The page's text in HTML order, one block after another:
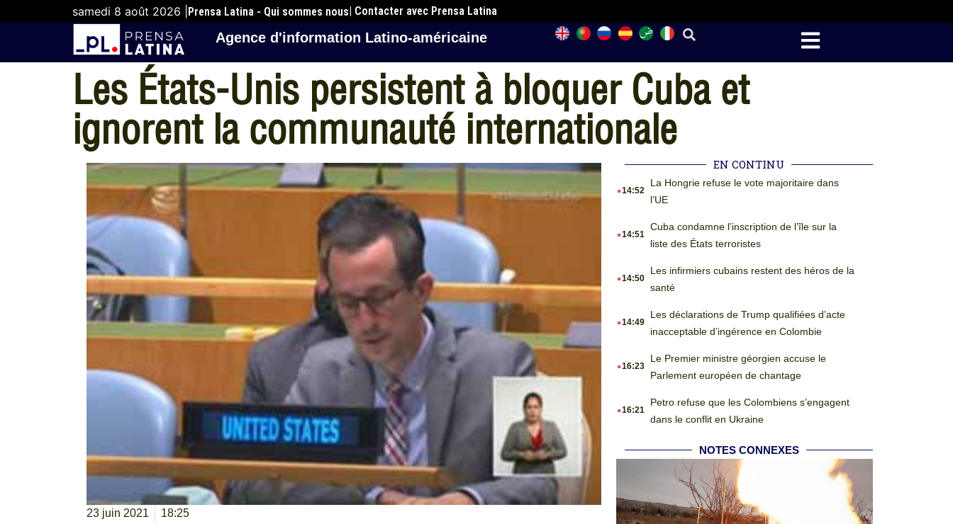
samedi 8 août 2026 | Prensa Latina - Qui sommes nous| Contacter avec Prensa Latina
Agence d'information Latino-américaine
Les États-Unis persistent à bloquer Cuba et
ignorent la communauté internationale
23 juin 2021 18:25
EN CONTINU
.14:52
La Hongrie refuse le vote majoritaire dans
l’UE
.14:51
Cuba condamne l’inscription de l’île sur la
liste des États terroristes
.14:50
Les infirmiers cubains restent des héros de la
santé
.14:49
Les déclarations de Trump qualifiées d’acte
inacceptable d’ingérence en Colombie
.16:23
Le Premier ministre géorgien accuse le
Parlement européen de chantage
.16:21
Petro refuse que les Colombiens s’engagent
dans le conflit en Ukraine
NOTES CONNEXES